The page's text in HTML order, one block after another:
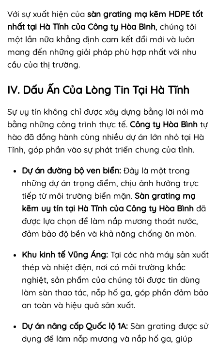
Với sự xuất hiện của sàn grating mạ kẽm HDPE tốt
nhất tại Hà Tĩnh của Công ty Hòa Bình, chúng tôi
một lần nữa khẳng định cam kết đổi mới và luôn
mang đến những giải pháp phù hợp nhất với nhu
cầu của thị trường.
IV. Dấu Ấn Của Lòng Tin Tại Hà Tĩnh
Sự uy tín không chỉ được xây dựng bằng lời nói mà
bằng những công trình thực tế. Công ty Hòa Bình tự
hào đã đồng hành cùng nhiều dự án lớn nhỏ tại Hà
Tĩnh, góp phần vào sự phát triển chung của tỉnh.
Dự án đường bộ ven biển: Đây là một trong
những dự án trọng điểm, chịu ảnh hưởng trực
tiếp từ môi trường biển mặn. Sàn grating mạ
kẽm uy tín tại Hà Tĩnh của Công ty Hòa Bình đã
được lựa chọn để làm nắp mương thoát nước,
đảm bảo độ bền và khả năng chống ăn mòn.
Khu kinh tế Vũng Áng: Tại các nhà máy sản xuất
thép và nhiệt điện, nơi có môi trường khắc
nghiệt, sản phẩm của chúng tôi được tin dùng
làm sàn thao tác, nắp hố ga, góp phần đảm bảo
an toàn và hiệu quả sản xuất.
Dự án nâng cấp Quốc lộ 1A: Sàn grating được sử
dụng để làm nắp mương và nắp hố ga, giúp